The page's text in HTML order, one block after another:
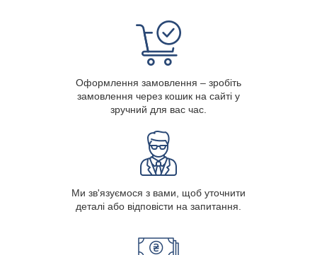
Оформлення замовлення – зробіть
замовлення через кошик на сайті у
зручний для вас час.
Ми зв'язуємося з вами, щоб уточнити
деталі або відповісти на запитання.